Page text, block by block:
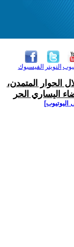
الفيسبوك التويتر
الحوار المتمدن،
اليساري الحر
اليوتيوب]